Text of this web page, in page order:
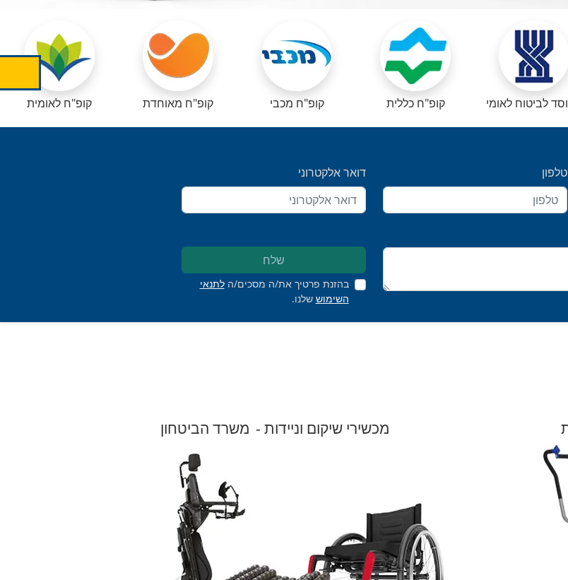
לביטוח לאומי קופ"ח כללית קופ"ח מכבי קופ"ח מאוחדת קופ"ח לאומית
טלפון דואר אלקטרוני
שלח
בהזנת פרטיך את/ה מסכים/הלתנאי
השימוש שלנו.
מכשירי שיקום וניידות - משרד הביטחון